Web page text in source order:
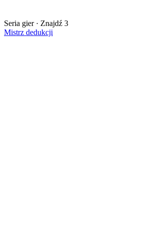
Seria gier · Znajdź 3
Mistrz dedukcji